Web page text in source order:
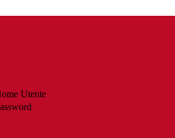
Utente